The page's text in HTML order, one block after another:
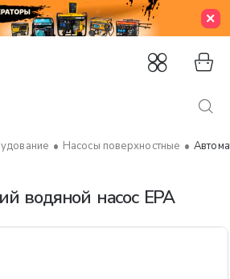
водяной насос EPA
Насосы поверхностные